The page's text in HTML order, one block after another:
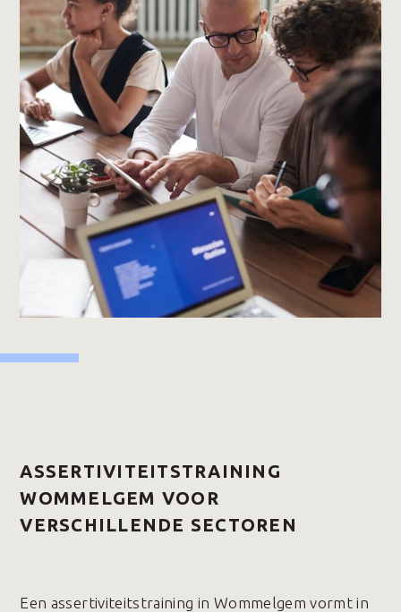
ASSERTIVITEITSTRAINING
WOMMELGEM VOOR
VERSCHILLENDE SECTOREN
Een assertiviteitstraining in Wommelgem vormt in